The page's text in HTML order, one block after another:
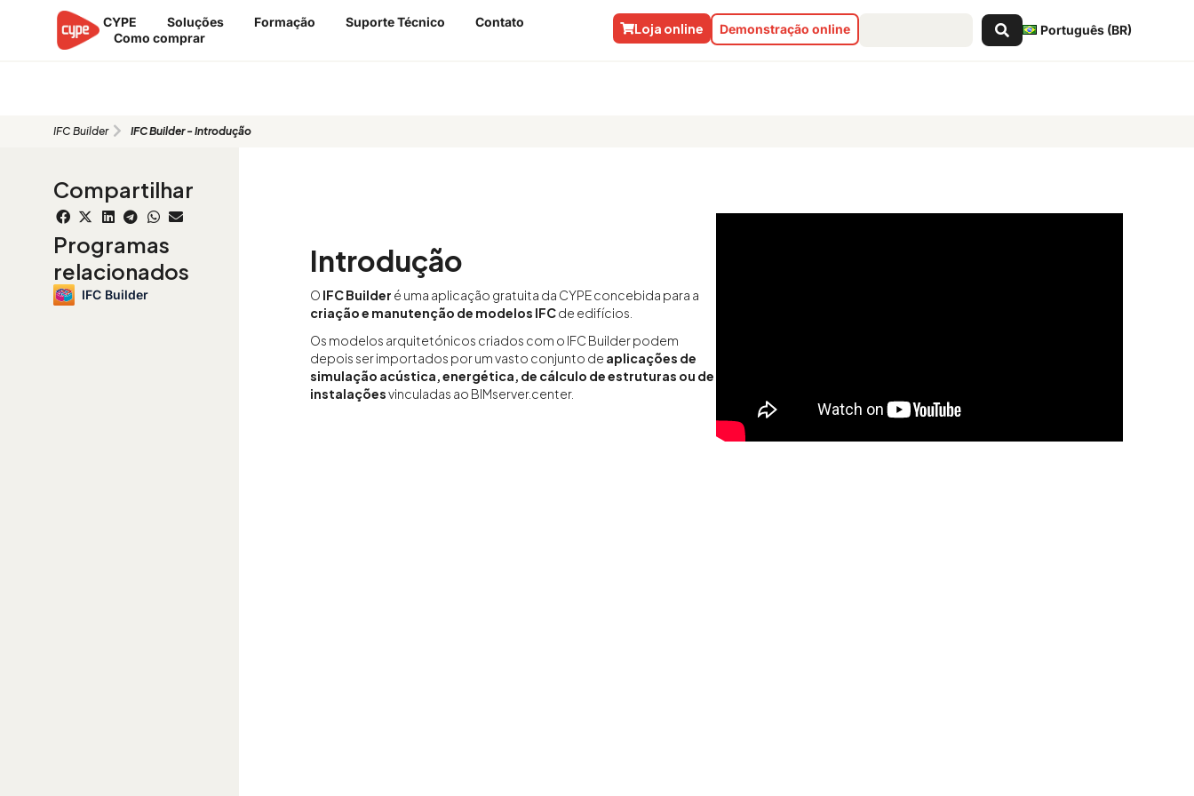
CYPE Soluções Formação Suporte Técnico
Contato
Como comprar
Português (BR)
Pesquisar
...
Demonstração online
Loja online
IFC Builder IFC Builder - Introdução
Compartilhar
Programas
relacionados
IFC Builder
Introdução
O IFC Builder é uma aplicação gratuita da CYPE concebida para a
criação e manutenção de modelos IFCde edifícios.
Os modelos arquitetónicos criados com o IFC Builder podem
depois ser importados por um vasto conjunto de aplicações de
simulação acústica, energética, de cálculo de estruturas ou de
instalaçõesvinculadas ao BIMserver.center.